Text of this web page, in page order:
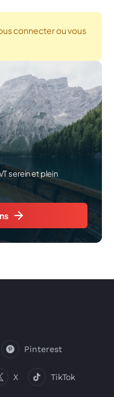
connecter ou vous
serein et plein
Pinterest
X TikTok